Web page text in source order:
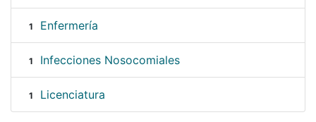
1 Enfermería
1 Infecciones Nosocomiales
1 Licenciatura